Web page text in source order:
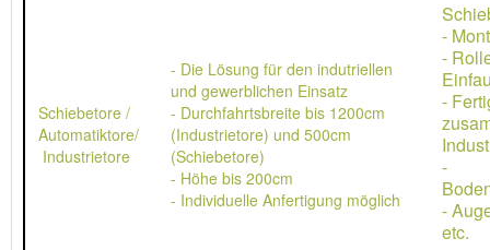
Schiebetore /
Automatiktore/
Industrietore
- Die Lösung für den indutriellen
und gewerblichen Einsatz
- Durchfahrtsbreite bis 1200cm
(Industrietore) und 500cm
(Schiebetore)
- Höhe bis 200cm
- Individuelle Anfertigung möglich
-
-
-
-
-
etc.